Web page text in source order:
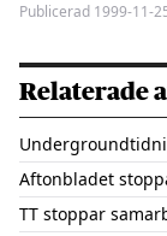
Publicerad 1999-11-
Relaterade
Aftonbladet
TT stoppar